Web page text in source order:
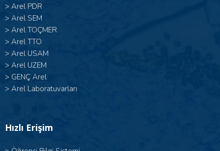
> Arel PDR
> Arel SEM
> Arel TOÇMER
> Arel TTO
> Arel USAM
> Arel UZEM
> GENÇ Arel
> Arel Laboratuvarları
Hızlı Erişim